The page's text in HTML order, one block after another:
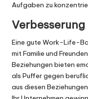
Aufgaben zu
Eine gute Work-Life-
mit Familie und
Beziehungen bieten
als Puffer gegen
aus diesen